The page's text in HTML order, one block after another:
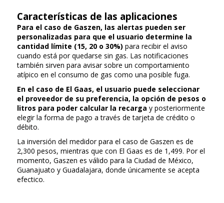
Características de las aplicaciones
Para el caso de Gaszen, las alertas pueden ser
personalizadas para que el usuario determine la
cantidad límite (15, 20 o 30%) para recibir el aviso
cuando está por quedarse sin gas. Las notificaciones
también sirven para avisar sobre un comportamiento
atípico en el consumo de gas como una posible fuga.
En el caso de El Gaas, el usuario puede seleccionar
el proveedor de su preferencia, la opción de pesos o
litros para poder calcular la recarga y posteriormente
elegir la forma de pago a través de tarjeta de crédito o
débito.
La inversión del medidor para el caso de Gaszen es de
2,300 pesos, mientras que con El Gaas es de 1,499. Por el
momento, Gaszen es válido para la Ciudad de México,
Guanajuato y Guadalajara, donde únicamente se acepta
efectico.